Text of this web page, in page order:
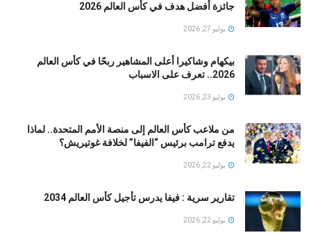
جائزة أفضل هدف في كأس العالم 2026
يوليو 27, 2026
بيكهام وشاكيرا أعلى المشاهير ربحًا في كأس العالم
2026.. تعرف على الاسباب
يوليو 23, 2026
من ملاعب كأس العالم إلى منصة الأمم المتحدة.. لماذا
يدفع ترامب برئيس “الفيفا” لخلافة غوتيريش؟
يوليو 22, 2026
تقارير سرية : فيفا يدرس تأجيل كأس العالم 2034
يوليو 22, 2026